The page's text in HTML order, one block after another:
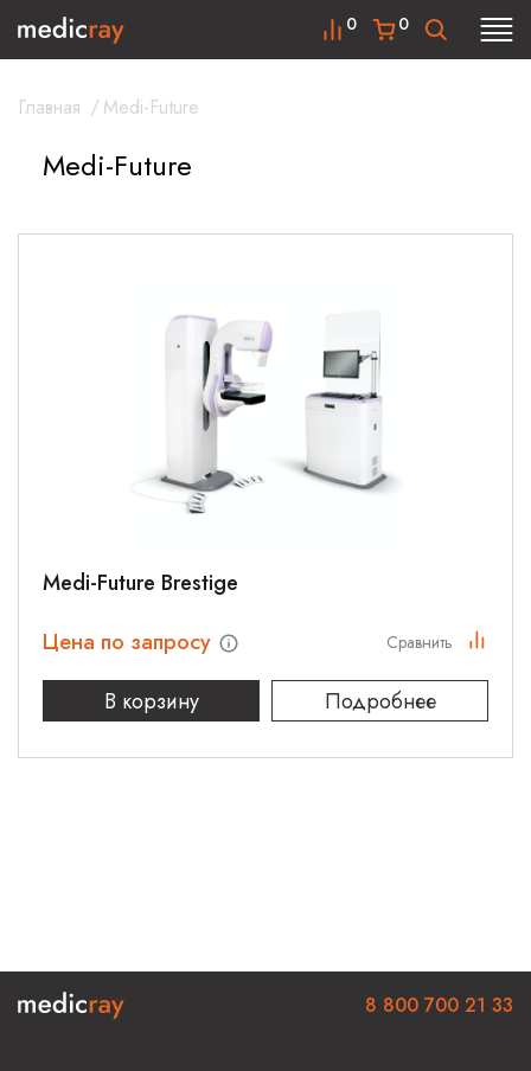
0
0
Главная /Medi-Future
Medi-Future
Medi-Future Brestige
Цена по запросу
В корзину
Подробнее
Сравнить
8 800 700 21 33